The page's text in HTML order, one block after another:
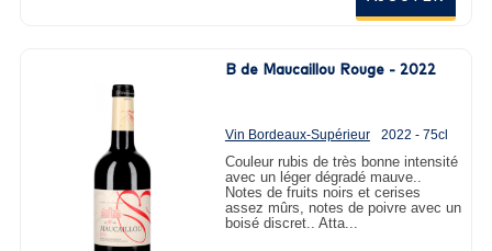
B de Maucaillou Rouge - 2022
Vin Bordeaux-Supérieur 2022 - 75cl
Couleur rubis de très bonne intensité
avec un léger dégradé mauve..
Notes de fruits noirs et cerises
assez mûrs, notes de poivre avec un
boisé discret.. Atta...